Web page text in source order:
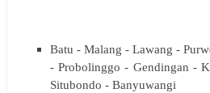
Batu - Malang - Lawang -
- Probolinggo - Gendingan -
Situbondo - Banyuwangi